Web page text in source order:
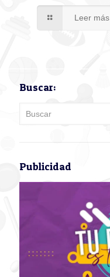
Leer más
Buscar:
Publicidad